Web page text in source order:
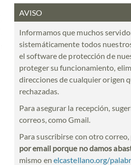
AVISO
Informamos que muchos
sistemáticamente todos
el software de protección de
proteger su funcionamiento,
direcciones de cualquier origen
rechazadas.
Para asegurar la recepción,
correos, como Gmail.
Para suscribirse con otro
por email porque no damos
mismo en elcastellano.org/